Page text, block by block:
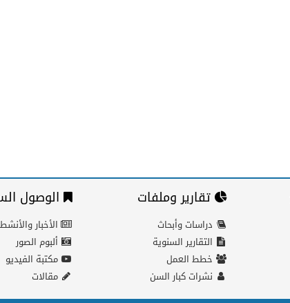
تقارير وملفات
دراسات وأبحاث
التقارير السنوية
خطط العمل
نشرات كبار السن
الوصول
الأخبار
ألبوم الصور
مكتبة الفيديو
مقالات